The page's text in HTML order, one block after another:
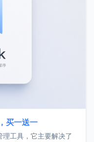
买一送一
工具，它主要解决了